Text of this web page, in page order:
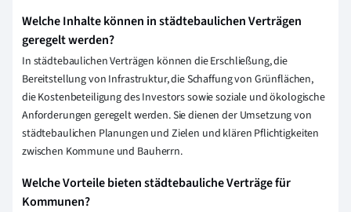
Welche Inhalte können in städtebaulichen Verträgen
geregelt werden?
In städtebaulichen Verträgen können die Erschließung, die
Bereitstellung von Infrastruktur, die Schaffung von Grünflächen,
die Kostenbeteiligung des Investors sowie soziale und ökologische
Anforderungen geregelt werden. Sie dienen der Umsetzung von
städtebaulichen Planungen und Zielen und klären Pflichtigkeiten
zwischen Kommune und Bauherrn.
Welche Vorteile bieten städtebauliche Verträge für
Kommunen?